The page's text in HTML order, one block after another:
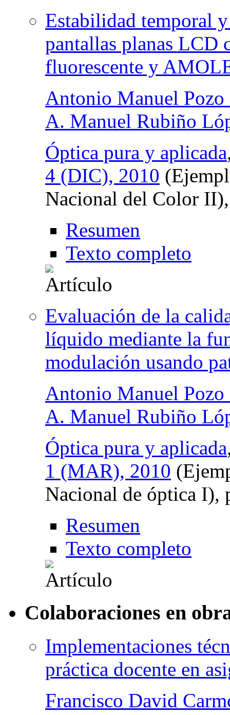
Estabilidad temporal
pantallas planas LCD
fluorescente y
Antonio Manuel
A. Manuel Rubiño
Óptica pura y aplicada
4 (DIC), 2010
Nacional del Color
Resumen
Texto completo
Evaluación de la
líquido mediante la
modulación usando
Antonio Manuel
A. Manuel Rubiño
Óptica pura y aplicada
1 (MAR), 2010
Nacional de óptica I),
Resumen
Texto completo
Colaboraciones en
Implementaciones
práctica docente en
Francisco David